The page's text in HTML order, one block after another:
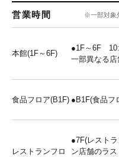
営業時間 ※一部対象
本館(1F～6F)
●1F～6F
一部異なる店
食品フロア(B1F) ●B1F(食品
レストランフロ
●7F(レスト
ン店舗のラ